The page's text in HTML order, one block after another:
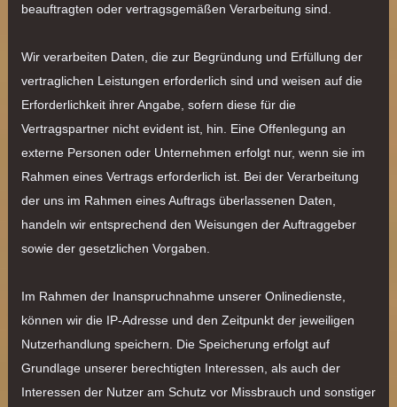
beauftragten oder vertragsgemäßen Verarbeitung sind.
Wir verarbeiten Daten, die zur Begründung und Erfüllung der
vertraglichen Leistungen erforderlich sind und weisen auf die
Erforderlichkeit ihrer Angabe, sofern diese für die
Vertragspartner nicht evident ist, hin. Eine Offenlegung an
externe Personen oder Unternehmen erfolgt nur, wenn sie im
Rahmen eines Vertrags erforderlich ist. Bei der Verarbeitung
der uns im Rahmen eines Auftrags überlassenen Daten,
handeln wir entsprechend den Weisungen der Auftraggeber
sowie der gesetzlichen Vorgaben.
Im Rahmen der Inanspruchnahme unserer Onlinedienste,
können wir die IP-Adresse und den Zeitpunkt der jeweiligen
Nutzerhandlung speichern. Die Speicherung erfolgt auf
Grundlage unserer berechtigten Interessen, als auch der
Interessen der Nutzer am Schutz vor Missbrauch und sonstiger